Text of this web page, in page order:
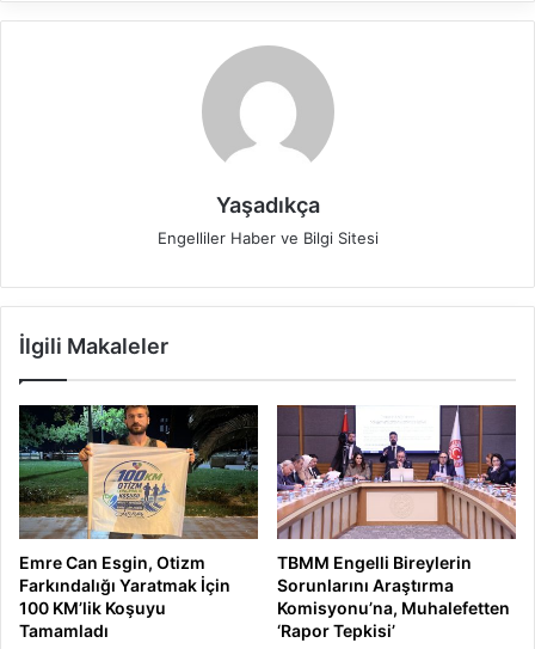
Yaşadıkça
Engelliler Haber ve Bilgi Sitesi
İlgili Makaleler
Emre Can Esgin, Otizm
Farkındalığı Yaratmak İçin
100 KM’lik Koşuyu
Tamamladı
TBMM Engelli Bireylerin
Sorunlarını Araştırma
Komisyonu’na, Muhalefetten
‘Rapor Tepkisi’